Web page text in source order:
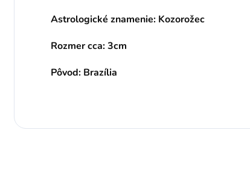
Astrologické znamenie: Kozorožec
Rozmer cca: 3cm
Pôvod: Brazília